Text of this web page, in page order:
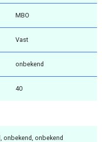
MBO
Vast
onbekend
40
onbekend, onbekend